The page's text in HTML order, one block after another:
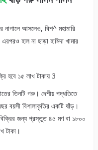
নাগালে আসলেও, বিশ^ মহামারি
হাল না ছাড়া হামিদা খামার
তিনটি গরু। দেশীয় পদ্ধতিতে
বয়সী বিশালাকৃতির একটি ষাঁড়।
জন্য প্রস্তুত ৪৫ মণ বা ১৮০০
টাকা।